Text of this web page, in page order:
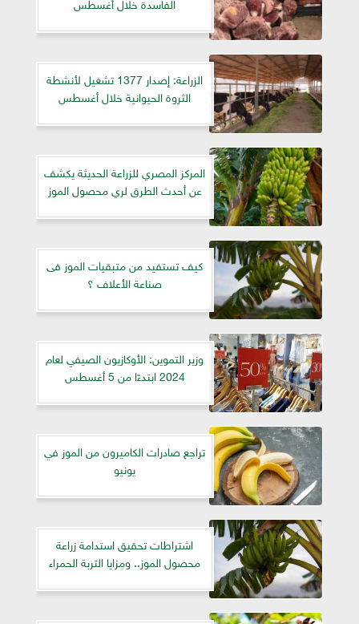
الزراعة: إصدار 1377 تشغيل لأنشطة
الثروة الحيوانية خلال أغسطس
المركز المصري للزراعة الحديثة يكشف
عن أحدث الطرق لري محصول الموز
كيف تستفيد من متبقيات الموز فى
صناعة الأعلاف ؟
وزير التموين: الأوكازيون الصيفي لعام
2024 ابتدءًا من 5 أغسطس
تراجع صادرات الكاميرون من الموز في
يونيو
اشتراطات تحقيق استدامة زراعة
محصول الموز.. ومزايا التربة الحمراء